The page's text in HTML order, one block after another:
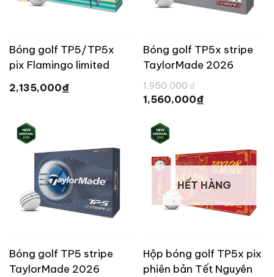
Bóng golf TP5/TP5x
pix Flamingo limited
TaylorMade 2026 [
Limited ]
2,135,000₫
Bóng golf TP5x stripe
TaylorMade 2026
1,950,000 ₫
gốc
là:
1,560,000₫
Bóng golf TP5 stripe
TaylorMade 2026
HẾT HÀNG
Hộp bóng golf TP5x pix
phiên bản Tết Nguyên